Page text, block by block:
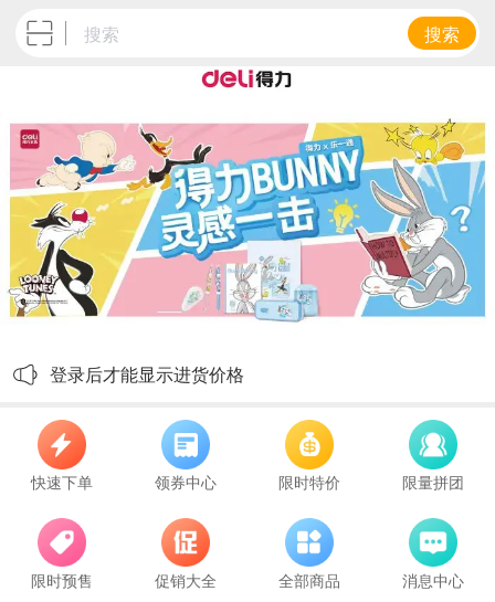
搜索
登录后才能显示进货价格
快速下单 领券中心 限时特价 限量拼团
限时预售 促销大全 全部商品 消息中心